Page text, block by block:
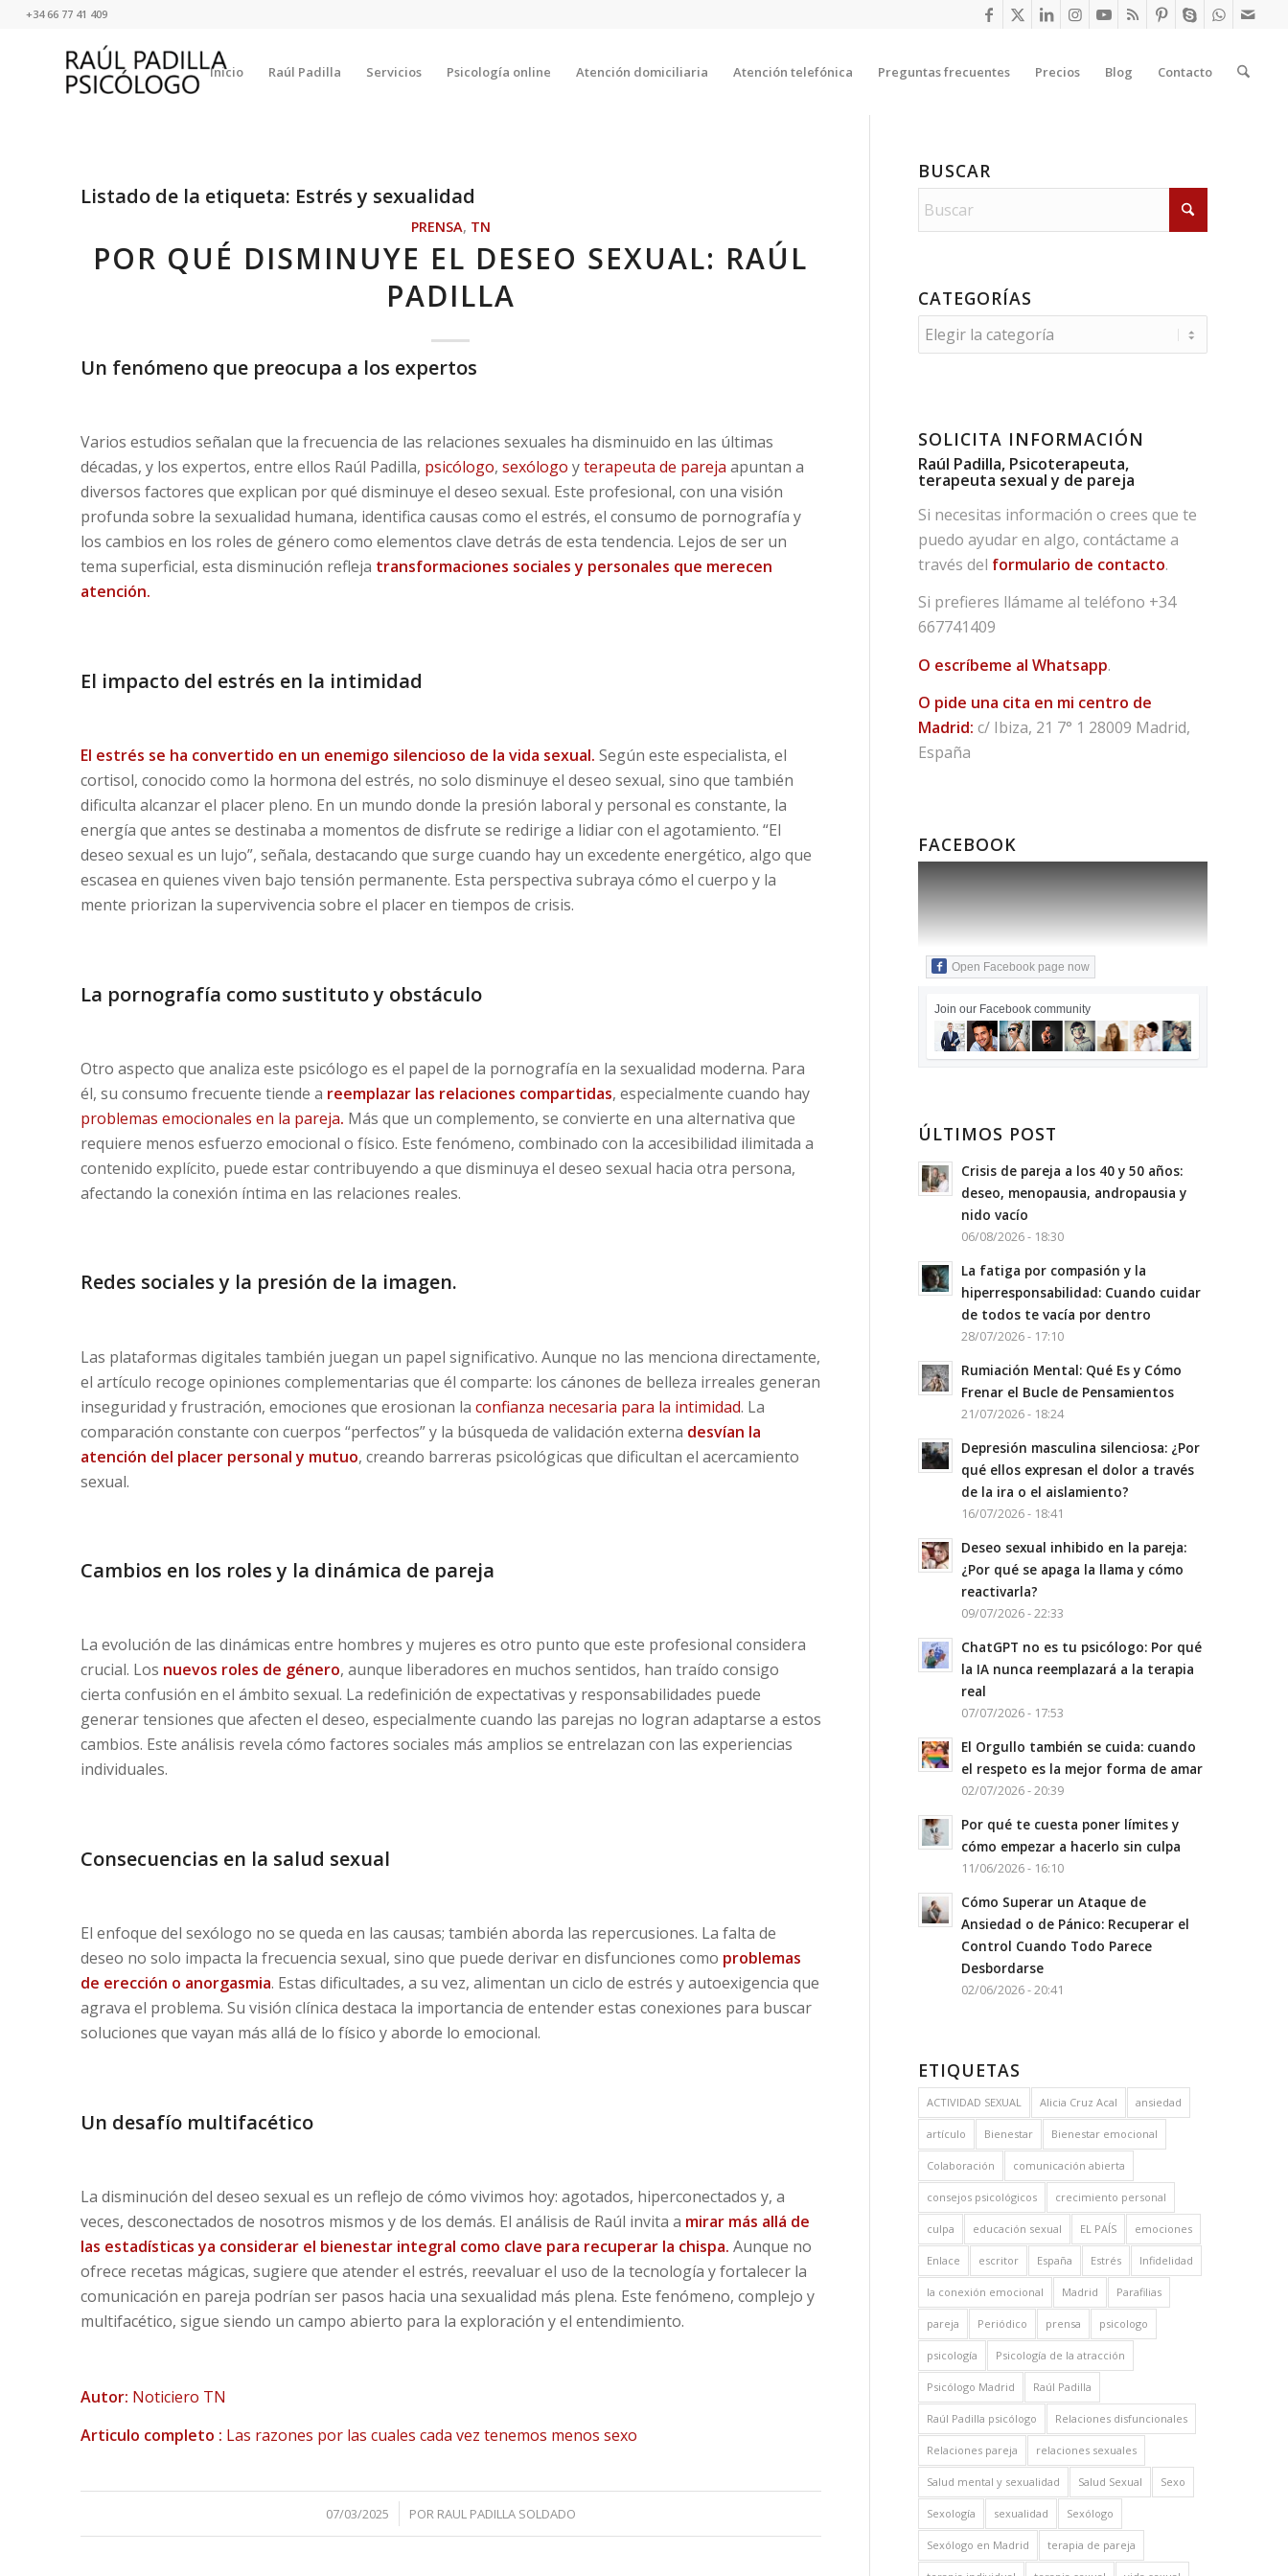
+34 66 77 41 409
Inicio Raúl Padilla Servicios Psicología online Atención domiciliaria Atención telefónica Preguntas frecuentes Precios Blog Contacto
Listado de la etiqueta: Estrés y sexualidad
PRENSA, TN
POR QUÉ DISMINUYE EL DESEO SEXUAL: RAÚL
PADILLA
Un fenómeno que preocupa a los expertos
Varios estudios señalan que la frecuencia de las relaciones sexuales ha disminuido en las últimas
décadas, y los expertos, entre ellos Raúl Padilla, psicólogo, sexólogo yterapeuta de pareja apuntan a
diversos factores que explican por qué disminuye el deseo sexual. Este profesional, con una visión
profunda sobre la sexualidad humana, identifica causas como el estrés, el consumo de pornografía y
los cambios en los roles de género como elementos clave detrás de esta tendencia. Lejos de ser un
tema superficial, esta disminución refleja transformaciones sociales y personales que merecen
atención.
El impacto del estrés en la intimidad
El estrés se ha convertido en un enemigo silencioso de la vida sexual. Según este especialista, el
cortisol, conocido como la hormona del estrés, no solo disminuye el deseo sexual, sino que también
dificulta alcanzar el placer pleno. En un mundo donde la presión laboral y personal es constante, la
energía que antes se destinaba a momentos de disfrute se redirige a lidiar con el agotamiento. “El
deseo sexual es un lujo”, señala, destacando que surge cuando hay un excedente energético, algo que
escasea en quienes viven bajo tensión permanente. Esta perspectiva subraya cómo el cuerpo y la
mente priorizan la supervivencia sobre el placer en tiempos de crisis.
La pornografía como sustituto y obstáculo
Otro aspecto que analiza este psicólogo es el papel de la pornografía en la sexualidad moderna. Para
él, su consumo frecuente tiende a reemplazar las relaciones compartidas, especialmente cuando hay
problemas emocionales en la pareja. Más que un complemento, se convierte en una alternativa que
requiere menos esfuerzo emocional o físico. Este fenómeno, combinado con la accesibilidad ilimitada a
contenido explícito, puede estar contribuyendo a que disminuya el deseo sexual hacia otra persona,
afectando la conexión íntima en las relaciones reales.
Redes sociales y la presión de la imagen.
Las plataformas digitales también juegan un papel significativo. Aunque no las menciona directamente,
el artículo recoge opiniones complementarias que él comparte: los cánones de belleza irreales generan
inseguridad y frustración, emociones que erosionan la confianza necesaria para la intimidad. La
comparación constante con cuerpos “perfectos” y la búsqueda de validación externa desvían la
atención del placer personal y mutuo, creando barreras psicológicas que dificultan el acercamiento
sexual.
Cambios en los roles y la dinámica de pareja
La evolución de las dinámicas entre hombres y mujeres es otro punto que este profesional considera
crucial. Los nuevos roles de género, aunque liberadores en muchos sentidos, han traído consigo
cierta confusión en el ámbito sexual. La redefinición de expectativas y responsabilidades puede
generar tensiones que afecten el deseo, especialmente cuando las parejas no logran adaptarse a estos
cambios. Este análisis revela cómo factores sociales más amplios se entrelazan con las experiencias
individuales.
Consecuencias en la salud sexual
El enfoque del sexólogo no se queda en las causas; también aborda las repercusiones. La falta de
deseo no solo impacta la frecuencia sexual, sino que puede derivar en disfunciones como problemas
de erección o anorgasmia. Estas dificultades, a su vez, alimentan un ciclo de estrés y autoexigencia que
agrava el problema. Su visión clínica destaca la importancia de entender estas conexiones para buscar
soluciones que vayan más allá de lo físico y aborde lo emocional.
Un desafío multifacético
La disminución del deseo sexual es un reflejo de cómo vivimos hoy: agotados, hiperconectados y, a
veces, desconectados de nosotros mismos y de los demás. El análisis de Raúl invita a mirar más allá de
las estadísticas ya considerar el bienestar integral como clave para recuperar la chispa. Aunque no
ofrece recetas mágicas, sugiere que atender el estrés, reevaluar el uso de la tecnología y fortalecer la
comunicación en pareja podrían ser pasos hacia una sexualidad más plena. Este fenómeno, complejo y
multifacético, sigue siendo un campo abierto para la exploración y el entendimiento.
Autor: Noticiero TN
Articulo completo : Las razones por las cuales cada vez tenemos menos sexo
07/03/2025
/ POR RAUL PADILLA SOLDADO
BUSCAR
CATEGORÍAS
Categorías
SOLICITA INFORMACIÓN
Raúl Padilla, Psicoterapeuta,
terapeuta sexual y de pareja
Si necesitas información o crees que te
puedo ayudar en algo, contáctame a
través del formulario de contacto.
Si prefieres llámame al teléfono +34
667741409
O escríbeme al Whatsapp.
O pide una cita en mi centro de
Madrid: c/ Ibiza, 21 7° 1 28009 Madrid,
España
FACEBOOK
Open Facebook page now
Join our Facebook community
ÚLTIMOS POST
Crisis de pareja a los 40 y 50 años:
deseo, menopausia, andropausia y
nido vacío
06/08/2026 - 18:30
La fatiga por compasión y la
hiperresponsabilidad: Cuando cuidar
de todos te vacía por dentro
28/07/2026 - 17:10
Rumiación Mental: Qué Es y Cómo
Frenar el Bucle de Pensamientos
21/07/2026 - 18:24
Depresión masculina silenciosa: ¿Por
qué ellos expresan el dolor a través
de la ira o el aislamiento?
16/07/2026 - 18:41
Deseo sexual inhibido en la pareja:
¿Por qué se apaga la llama y cómo
reactivarla?
09/07/2026 - 22:33
ChatGPT no es tu psicólogo: Por qué
la IA nunca reemplazará a la terapia
real
07/07/2026 - 17:53
El Orgullo también se cuida: cuando
el respeto es la mejor forma de amar
02/07/2026 - 20:39
Por qué te cuesta poner límites y
cómo empezar a hacerlo sin culpa
11/06/2026 - 16:10
Cómo Superar un Ataque de
Ansiedad o de Pánico: Recuperar el
Control Cuando Todo Parece
Desbordarse
02/06/2026 - 20:41
ETIQUETAS
ACTIVIDAD SEXUAL Alicia Cruz Acal ansiedad
artículo Bienestar Bienestar emocional
Colaboración comunicación abierta
consejos psicológicos crecimiento personal
culpa educación sexual EL PAÍS emociones
Enlace escritor España Estrés Infidelidad
la conexión emocional Madrid Parafilias
pareja Periódico prensa psicologo
psicología Psicología de la atracción
Psicólogo Madrid Raúl Padilla
Raúl Padilla psicólogo Relaciones disfuncionales
Relaciones pareja relaciones sexuales
Salud mental y sexualidad Salud Sexual Sexo
Sexología sexualidad Sexólogo
Sexólogo en Madrid terapia de pareja